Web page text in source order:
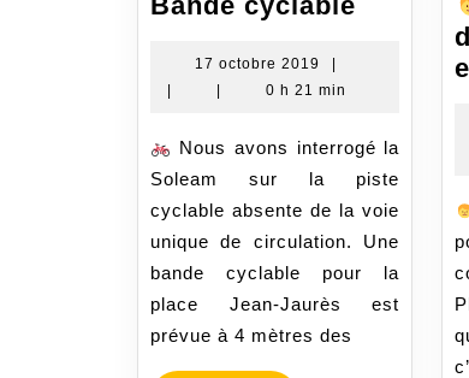
cyclable
17 octobre 2019
17
octobre
0 h 21 min
Nous avons interrogé la
Soleam sur la piste
cyclable absente de la voie
unique de circulation. Une
bande cyclable pour la
place Jean-Jaurès est
prévue à 4 mètres des